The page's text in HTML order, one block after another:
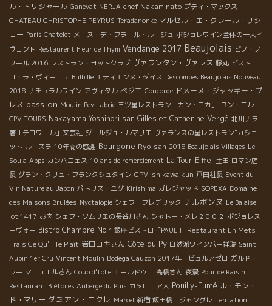
ル・トリシャール Ganevat NERJA chef Nakaminato プティ・マックス
CHATEAU CHRISTOPHE PEYRUS Teradanonke マルセル・エ・クレール・リシ
ョー Paris Chatelet メーヌ・デ・フラール・ルージュ ボジョレワイン全体の一大イ
ヴェント Restaurent Fleur de Thym Vendange 2017 Beaujolais ピノ・ノ
ワール 2016 レストラン・ヨットクラブ ヴァランタン・ヴァレス 藤丸 ビスト
ロ・ラ・ヴィーニュ Bulbille エティエンヌ・ダイス Descombes Beaujolais Nouveau
2018 ナチュラルワイン アヴィタル ベジエ Concorde ドメーヌ・ジャッキー・プ
レス passion Moulin Pey Labrie 三ツ星レストラン「カン・ロカ」
ユン・ニル
CPV TOURS Nakayama Yoshinori san Gilles et Catherine Vergé 北川ナヲ
著「テロワール」文芸社 ジョルジュ・ルマリエ ヴァランスの星レストラン”カシェ
ット ル・スラ 10年間の感謝 Bourgone Ryo-san 2018 Beaujolais Villages Le
Soula Apps カンパニェス 10 ans de remerciement La Tour Eiffel 土田 ロマン店
長 グラン・クリュ・フランクシュタイン CPV Ishikawa kun 戸田社長 Event du
Vin Nature au Japon パトリス・ユグ Kirishima ガレジャッド SOPEXA Domaine
des Maisons Brulées Nyctalopie シェフ フレデリック ナルボンヌ Le Balaise
lot 1417 お肉 シェフ・ソムリエの長谷川さん シャトー・メレ２００２ ボジョレヌ
ーヴォー Bistro Chambre Noir 銀座ビストロ「PAUL」
Restaurant En Mets
Frais Ce Qu'Il Te Plaît 岩田コキさん Côte du Py 自然派ワインバー祥瑞 Saint
Aubin 1er Cru Vincent Moulin Bodega Cauzon 2017年 ビュルアゼロ ガルド・
フー マニュエルさん Coup d'folie エールドゥロ 高橋さん 夜景 Pour de Raisin
Restaurant 3 étoiles Auberge du Puis カタロニア人 Pouilly-Fumé ル・モン・
ド・マリー ダミアン・コクレ Marcel 新宿 飯田橋 ジャングレ Tentation